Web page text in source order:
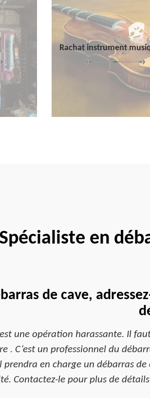
Rachat instrument
Spécialiste en
de cave,
une opération harassante. Il
. C’est un professionnel du
en charge un débarras
Contactez-le pour plus de